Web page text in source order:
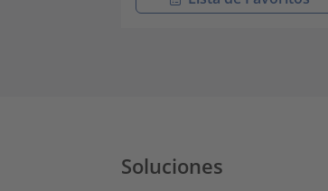
Soluciones